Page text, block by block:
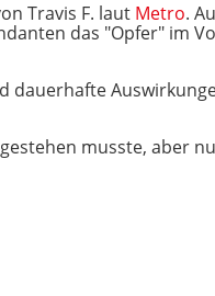
Travis F. laut Metro.
das "Opfer" im
dauerhafte
musste, aber